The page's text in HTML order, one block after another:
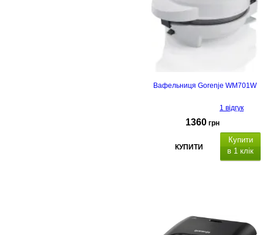
Вафельниця Gorenje WM701W
1 відгук
1360 грн
КУПИТИ
Купити
в 1 клік